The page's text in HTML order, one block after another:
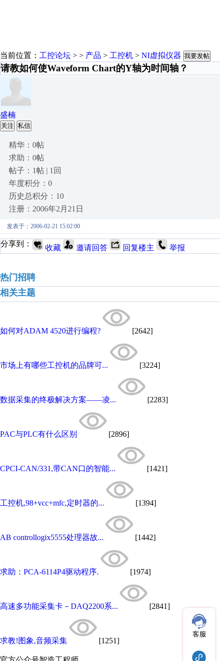
当前位置： 工控论坛 > > 产品 > 工控机 > NI虚拟仪器 我要发帖
请教如何使Waveform Chart的Y轴为时间轴？
盛楠
关注 私信
精华：0帖
求助：0帖
帖子：1帖 | 1回
年度积分：0
历史总积分：10
注册：2006年2月21日
发表于：2006-02-21 15:02:00
分享到： 收藏 邀请回答 回复楼主 举报
热门招聘
相关主题
如何对ADAM 4520进行编程? [2642]
市场上有哪些工控机的品牌可... [3224]
数据采集的终极解决方案——凌... [2283]
PAC与PLC有什么区别 [2896]
CPCI-CAN/331,带CAN口的智能... [1421]
工控机,98+vcc+mfc,定时器的... [1394]
AB controllogix5555处理器故... [1442]
求助：PCA-6114P4驱动程序. [1974]
高速多功能采集卡－DAQ2200系... [2841]
求教!图象,音频采集 [1251]
客服